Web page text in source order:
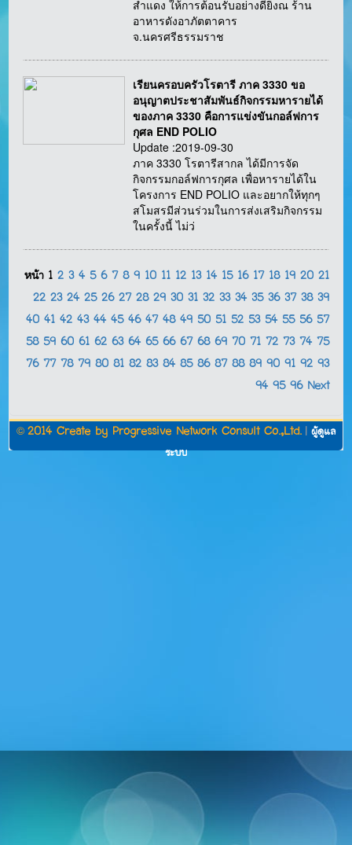
สำแดง ให้การต้อนรับอย่างดียิ่งณ ร้าน
อาหารดังอาภัตตาคาร
จ.นครศรีธรรมราช
เรียนครอบครัวโรตารี ภาค 3330 ขอ
อนุญาตประชาสัมพันธ์กิจกรรมหารายได้
ของภาค 3330 คือการแข่งขันกอล์ฟการ
กุศล END POLIO
Update :2019-09-30
ภาค 3330 โรตารีสากล ได้มีการจัด
กิจกรรมกอล์ฟการกุศล เพื่อหารายได้ใน
โครงการ END POLIO และอยากให้ทุกๆ
สโมสรมีส่วนร่วมในการส่งเสริมกิจกรรม
ในครั้งนี้ ไม่ว่
หน้า 1 2 3 4 5 6 7 8 9 10 11 12 13 14 15 16 17 18 19 20 21
22 23 24 25 26 27 28 29 30 31 32 33 34 35 36 37 38 39
40 41 42 43 44 45 46 47 48 49 50 51 52 53 54 55 56 57
58 59 60 61 62 63 64 65 66 67 68 69 70 71 72 73 74 75
76 77 78 79 80 81 82 83 84 85 86 87 88 89 90 91 92 93
94 95 96 Next
© 2014 Create by Progressive Network Consult Co.,Ltd. ผู้ดูแล
ระบบ